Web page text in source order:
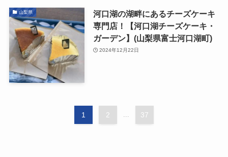
山梨県
河口湖の湖畔にあるチーズケーキ
専門店！【河口湖チーズケーキ・
ガーデン】(山梨県富士河口湖町)
2024年12月22日
1 2 ... 37